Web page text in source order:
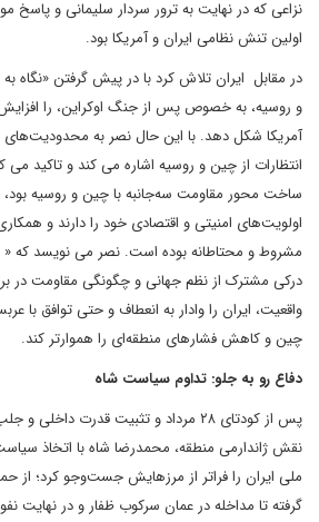
نزاعی که در نهایت به ترور سردار سلیمانی و پاسخ
اولین تنش نظامی ایران و آمریکا بود.
در مقابل ایران تلاش کرد با در پیش گرفتن «نگاه
و روسیه، به خصوص پس از جنگ اوکراین، را
آمریکا شکل دهد. با این حال نصر به محدودیت‌های
انتظارات از چین و روسیه اشاره می کند و تاکید می
ساخت محور مقاومت سه‌جانبه با چین و روسیه بود،
اولویت‌های امنیتی و اقتصادی خود را دارند و
مشروط و محتاطانه بوده است. نصر می نویسد که «
درکی مشترک از نظم جهانی و چگونگی مقاومت در
واقعیت، ایران را وادار به انعطاف و حتی توافق با
چین و کاهش فشارهای منطقه‌ای را هموارتر کند.
دفاع رو به جلو: تداوم سیاست شاه
پس از کودتای ۲۸ مرداد و تثبیت قدرت
نقش ژاندارمی منطقه، محمدرضا شاه با اتخاذ
ملی ایران را فراتر از مرزهایش جست‌وجو کرد؛ از
گرفته تا مداخله در عمان سرکوب ظفار و در نهایت